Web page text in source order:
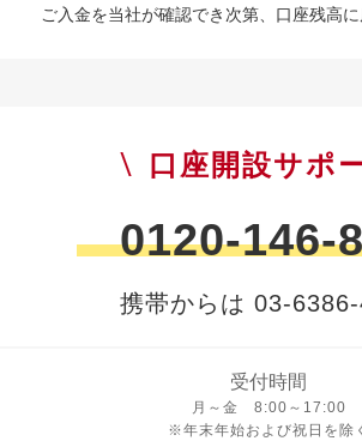
ご入金を当社が確認でき次第、口座残高
口座開設サポ
0120-146-
携帯からは 03-
受付時間
月～金 8:00～17:00
月曜日から金曜日 8時から17
※年末年始および祝日を除